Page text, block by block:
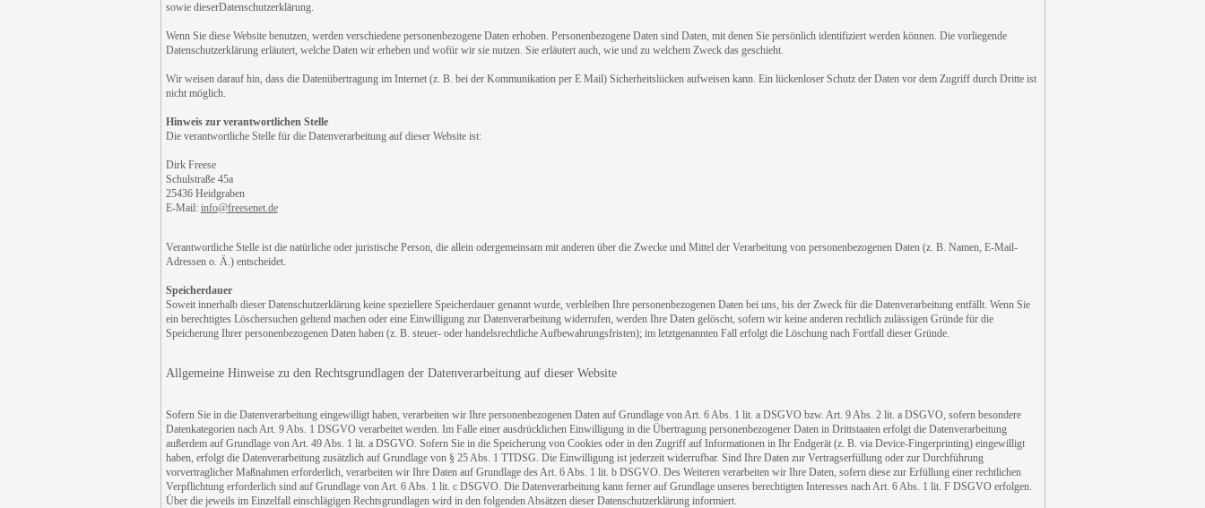
sowie dieserDatenschutzerklärung.
Wenn Sie diese Website benutzen, werden verschiedene personenbezogene Daten erhoben. Personenbezogene Daten sind Daten, mit denen Sie persönlich identifiziert werden können. Die vorliegende
Datenschutzerklärung erläutert, welche Daten wir erheben und wofür wir sie nutzen. Sie erläutert auch, wie und zu welchem Zweck das geschieht.
Wir weisen darauf hin, dass die Datenübertragung im Internet (z. B. bei der Kommunikation per E Mail) Sicherheitslücken aufweisen kann. Ein lückenloser Schutz der Daten vor dem Zugriff durch Dritte ist
nicht möglich.
Hinweis zur verantwortlichen Stelle
Die verantwortliche Stelle für die Datenverarbeitung auf dieser Website ist:
Dirk Freese
Schulstraße 45a
25436 Heidgraben
E-Mail: info@freesenet.de
Verantwortliche Stelle ist die natürliche oder juristische Person, die allein odergemeinsam mit anderen über die Zwecke und Mittel der Verarbeitung von personenbezogenen Daten (z. B. Namen, E-Mail-
Adressen o. Ä.) entscheidet.
Speicherdauer
Soweit innerhalb dieser Datenschutzerklärung keine speziellere Speicherdauer genannt wurde, verbleiben Ihre personenbezogenen Daten bei uns, bis der Zweck für die Datenverarbeitung entfällt. Wenn Sie
ein berechtigtes Löschersuchen geltend machen oder eine Einwilligung zur Datenverarbeitung widerrufen, werden Ihre Daten gelöscht, sofern wir keine anderen rechtlich zulässigen Gründe für die
Speicherung Ihrer personenbezogenen Daten haben (z. B. steuer- oder handelsrechtliche Aufbewahrungsfristen); im letztgenannten Fall erfolgt die Löschung nach Fortfall dieser Gründe.
Allgemeine Hinweise zu den Rechtsgrundlagen der Datenverarbeitung auf dieser Website
Sofern Sie in die Datenverarbeitung eingewilligt haben, verarbeiten wir Ihre personenbezogenen Daten auf Grundlage von Art. 6 Abs. 1 lit. a DSGVO bzw. Art. 9 Abs. 2 lit. a DSGVO, sofern besondere
Datenkategorien nach Art. 9 Abs. 1 DSGVO verarbeitet werden. Im Falle einer ausdrücklichen Einwilligung in die Übertragung personenbezogener Daten in Drittstaaten erfolgt die Datenverarbeitung
außerdem auf Grundlage von Art. 49 Abs. 1 lit. a DSGVO. Sofern Sie in die Speicherung von Cookies oder in den Zugriff auf Informationen in Ihr Endgerät (z. B. via Device-Fingerprinting) eingewilligt
haben, erfolgt die Datenverarbeitung zusätzlich auf Grundlage von § 25 Abs. 1 TTDSG. Die Einwilligung ist jederzeit widerrufbar. Sind Ihre Daten zur Vertragserfüllung oder zur Durchführung
vorvertraglicher Maßnahmen erforderlich, verarbeiten wir Ihre Daten auf Grundlage des Art. 6 Abs. 1 lit. b DSGVO. Des Weiteren verarbeiten wir Ihre Daten, sofern diese zur Erfüllung einer rechtlichen
Verpflichtung erforderlich sind auf Grundlage von Art. 6 Abs. 1 lit. c DSGVO. Die Datenverarbeitung kann ferner auf Grundlage unseres berechtigten Interesses nach Art. 6 Abs. 1 lit. F DSGVO erfolgen.
Über die jeweils im Einzelfall einschlägigen Rechtsgrundlagen wird in den folgenden Absätzen dieser Datenschutzerklärung informiert.